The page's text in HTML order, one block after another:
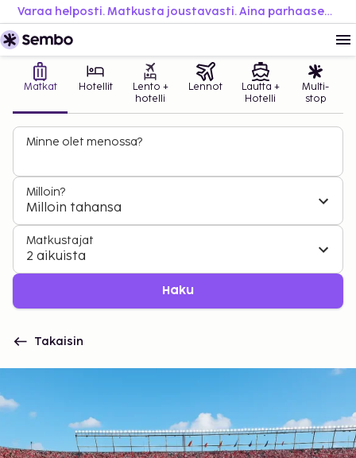
Varaa helposti. Matkusta joustavasti. Aina parhaaseen hintaan.
Matkat Hotellit
Lento +
hotelli
Lennot
Lautta +
Hotelli
Multi-
stop
Minne olet menossa?
Milloin?
Milloin tahansa
Matkustajat
2 aikuista
Haku
Takaisin